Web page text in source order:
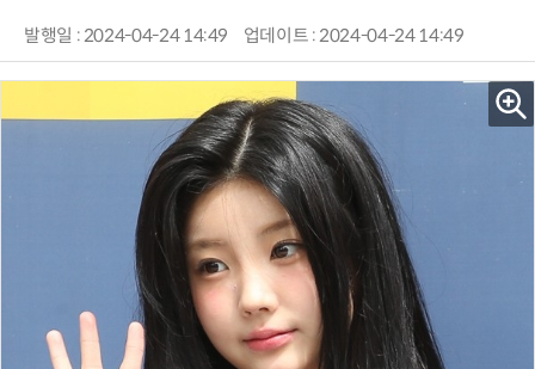
발행일 : 2024-04-24 14:49 업데이트 : 2024-04-24 14:49